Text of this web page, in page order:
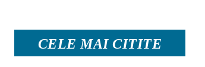
CELE MAI CITITE